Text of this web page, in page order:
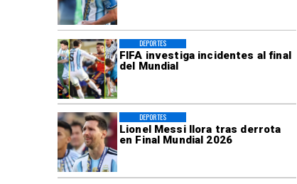
FIFA investiga incidentes al final
del Mundial
DEPORTES
Lionel Messi llora tras derrota
en Final Mundial 2026
DEPORTES